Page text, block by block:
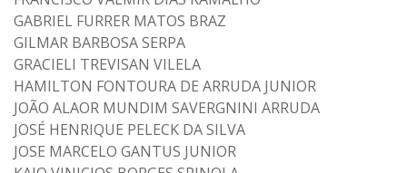
GABRIEL FURRER MATOS BRAZ
GILMAR BARBOSA SERPA
GRACIELI TREVISAN VILELA
HAMILTON FONTOURA DE ARRUDA JUNIOR
JOÃO ALAOR MUNDIM SAVERGNINI ARRUDA
JOSÉ HENRIQUE PELECK DA SILVA
JOSE MARCELO GANTUS JUNIOR